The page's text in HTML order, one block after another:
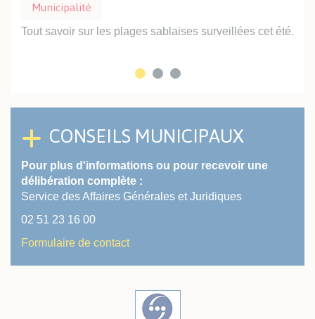
Municipalité
Tout savoir sur les plages sablaises surveillées cet été.
CONSEILS MUNICIPAUX
Pour plus d'informations ou pour recevoir une
délibération complète :
Service des Affaires Générales et Juridiques
02 51 23 16 00
Formulaire de contact